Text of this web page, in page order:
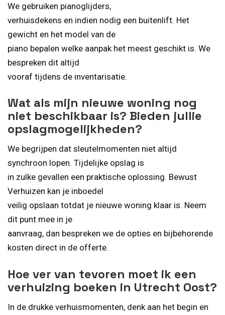
We gebruiken pianoglijders,
verhuisdekens en indien nodig een buitenlift. Het
gewicht en het model van de
piano bepalen welke aanpak het meest geschikt is. We
bespreken dit altijd
vooraf tijdens de inventarisatie.
Wat als mijn nieuwe woning nog
niet beschikbaar is? Bieden jullie
opslagmogelijkheden?
We begrijpen dat sleutelmomenten niet altijd
synchroon lopen. Tijdelijke opslag is
in zulke gevallen een praktische oplossing. Bewust
Verhuizen kan je inboedel
veilig opslaan totdat je nieuwe woning klaar is. Neem
dit punt mee in je
aanvraag, dan bespreken we de opties en bijbehorende
kosten direct in de offerte.
Hoe ver van tevoren moet ik een
verhuizing boeken in Utrecht Oost?
In de drukke verhuismomenten, denk aan het begin en